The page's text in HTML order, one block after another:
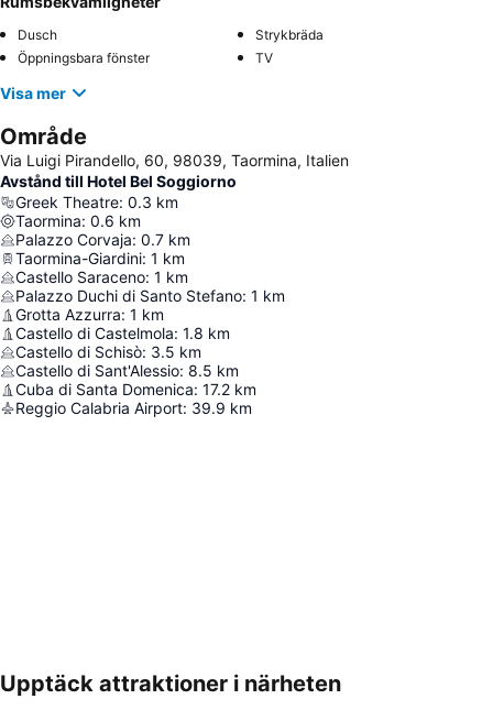
Dusch
Strykbräda
Öppningsbara fönster
TV
Visa mer
Område
Via Luigi Pirandello, 60, 98039, Taormina, Italien
Avstånd till Hotel Bel Soggiorno
Greek Theatre: 0.3 km
Taormina: 0.6 km
Palazzo Corvaja: 0.7 km
Taormina-Giardini: 1 km
Castello Saraceno: 1 km
Palazzo Duchi di Santo Stefano: 1 km
Grotta Azzurra: 1 km
Castello di Castelmola: 1.8 km
Castello di Schisò: 3.5 km
Castello di Sant'Alessio: 8.5 km
Cuba di Santa Domenica: 17.2 km
Reggio Calabria Airport: 39.9 km
Förstora kartan
Upptäck attraktioner i närheten